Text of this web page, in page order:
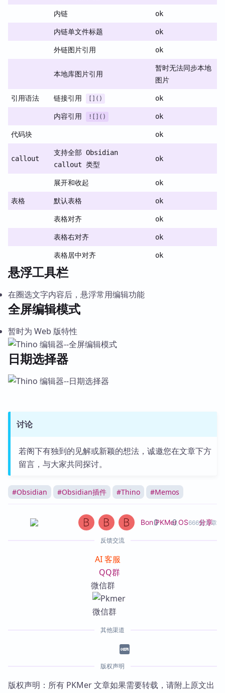
内链 ok
内链单文件标题 ok
外链图片引用 ok
本地库图片引用
暂时无法同步本地
图片
引用语法 链接引用 []() ok
内容引用 ![]() ok
代码块 ok
callout
支持全部 Obsidian
callout 类型
ok
展开和收起 ok
表格 默认表格 ok
表格对齐 ok
表格右对齐 ok
表格居中对齐 ok
悬浮工具栏
在圈选文字内容后，悬浮常用编辑功能
全屏编辑模式
暂时为 Web 版特性
日期选择器
讨论
若阁下有独到的见解或新颖的想法，诚邀您在文章下方
留言，与大家共同探讨。
#Obsidian #Obsidian插件 #Thino #Memos
Bon,PKMer,OS666篇文章
0 0 分享
反馈交流
AI 客服
QQ群
微信群
其他渠道
版权声明
版权声明：所有 PKMer 文章如果需要转载，请附上原文出